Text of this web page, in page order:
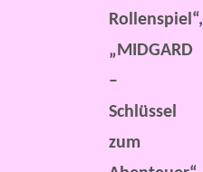
Rollenspiel“,
„MIDGARD
–
Schlüssel
zum